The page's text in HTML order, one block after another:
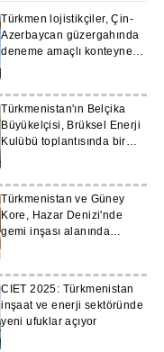
Türkmen lojistikçiler, Çin-
Azerbaycan güzergahında
deneme amaçlı konteyner
Türkmenistan'ın Belçika
Büyükelçisi, Brüksel Enerji
Kulübü toplantısında bir
Türkmenistan ve Güney
Kore, Hazar Denizi'nde
gemi inşası alanında
CIET 2025: Türkmenistan
inşaat ve enerji sektöründe
yeni ufuklar açıyor